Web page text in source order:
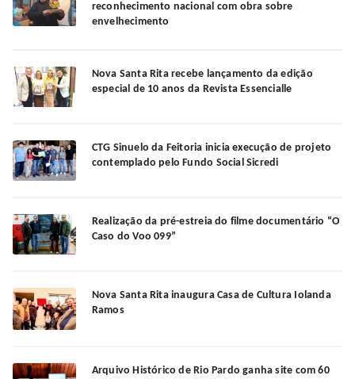
reconhecimento nacional com obra sobre
envelhecimento
Nova Santa Rita recebe lançamento da edição
especial de 10 anos da Revista Essencialle
CTG Sinuelo da Feitoria inicia execução de projeto
contemplado pelo Fundo Social Sicredi
Realização da pré-estreia do filme documentário “O
Caso do Voo 099”
Nova Santa Rita inaugura Casa de Cultura Iolanda
Ramos
Arquivo Histórico de Rio Pardo ganha site com 60